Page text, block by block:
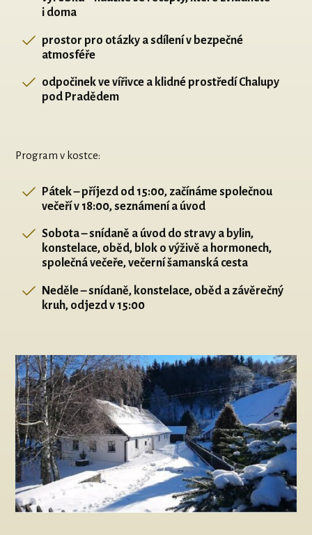
i doma
prostor pro otázky a sdílení v bezpečné
atmosféře
odpočinek ve vířivce a klidné prostředí Chalupy
pod Pradědem
Program v kostce:
Pátek – příjezd od 15:00, začínáme společnou
večeří v 18:00, seznámení a úvod
Sobota – snídaně a úvod do stravy a bylin,
konstelace, oběd, blok o výživě a hormonech,
společná večeře, večerní šamanská cesta
Neděle – snídaně, konstelace, oběd a závěrečný
kruh, odjezd v 15:00